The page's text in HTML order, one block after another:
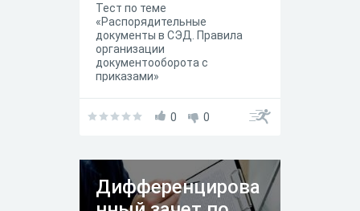
Тест по теме
«Распорядительные
документы в СЭД. Правила
организации
документооборота с
приказами»
0 0
Дифференцирова